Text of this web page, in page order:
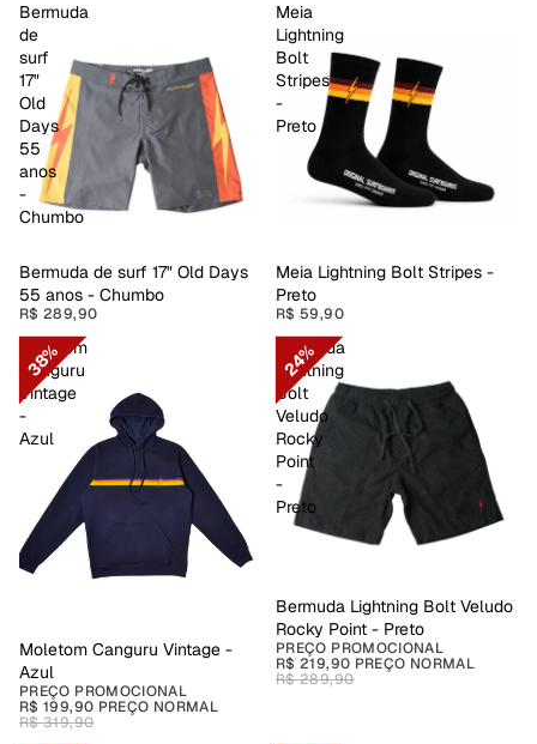
Bermuda
de
surf
17"
Old
Days
55
anos
-
Chumbo
Bermuda de surf 17" Old Days
55 anos - Chumbo
R$ 289,90
Meia
Lightning
Bolt
Stripes
-
Preto
Meia Lightning Bolt Stripes -
Preto
R$ 59,90
38%
Moletom
Canguru
Vintage
-
Azul
PROMOÇÃO
Moletom Canguru Vintage -
Azul
PREÇO PROMOCIONAL
R$ 199,90 PREÇO NORMAL
R$ 319,90
24%
Bermuda
Lightning
Bolt
Veludo
Rocky
Point
-
Preto
PROMOÇÃO
Bermuda Lightning Bolt Veludo
Rocky Point - Preto
PREÇO PROMOCIONAL
R$ 219,90 PREÇO NORMAL
R$ 289,90